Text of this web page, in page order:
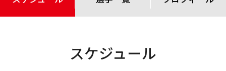
スケジュール